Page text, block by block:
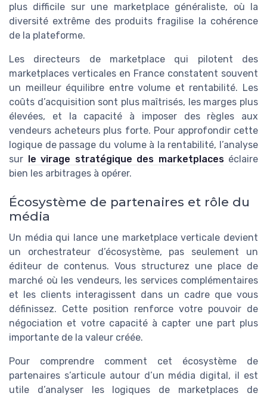
plus difficile sur une marketplace généraliste, où la
diversité extrême des produits fragilise la cohérence
de la plateforme.
Les directeurs de marketplace qui pilotent des
marketplaces verticales en France constatent souvent
un meilleur équilibre entre volume et rentabilité. Les
coûts d’acquisition sont plus maîtrisés, les marges plus
élevées, et la capacité à imposer des règles aux
vendeurs acheteurs plus forte. Pour approfondir cette
logique de passage du volume à la rentabilité, l’analyse
sur le virage stratégique des marketplaceséclaire
bien les arbitrages à opérer.
Écosystème de partenaires et rôle du
média
Un média qui lance une marketplace verticale devient
un orchestrateur d’écosystème, pas seulement un
éditeur de contenus. Vous structurez une place de
marché où les vendeurs, les services complémentaires
et les clients interagissent dans un cadre que vous
définissez. Cette position renforce votre pouvoir de
négociation et votre capacité à capter une part plus
importante de la valeur créée.
Pour comprendre comment cet écosystème de
partenaires s’articule autour d’un média digital, il est
utile d’analyser les logiques de marketplaces de